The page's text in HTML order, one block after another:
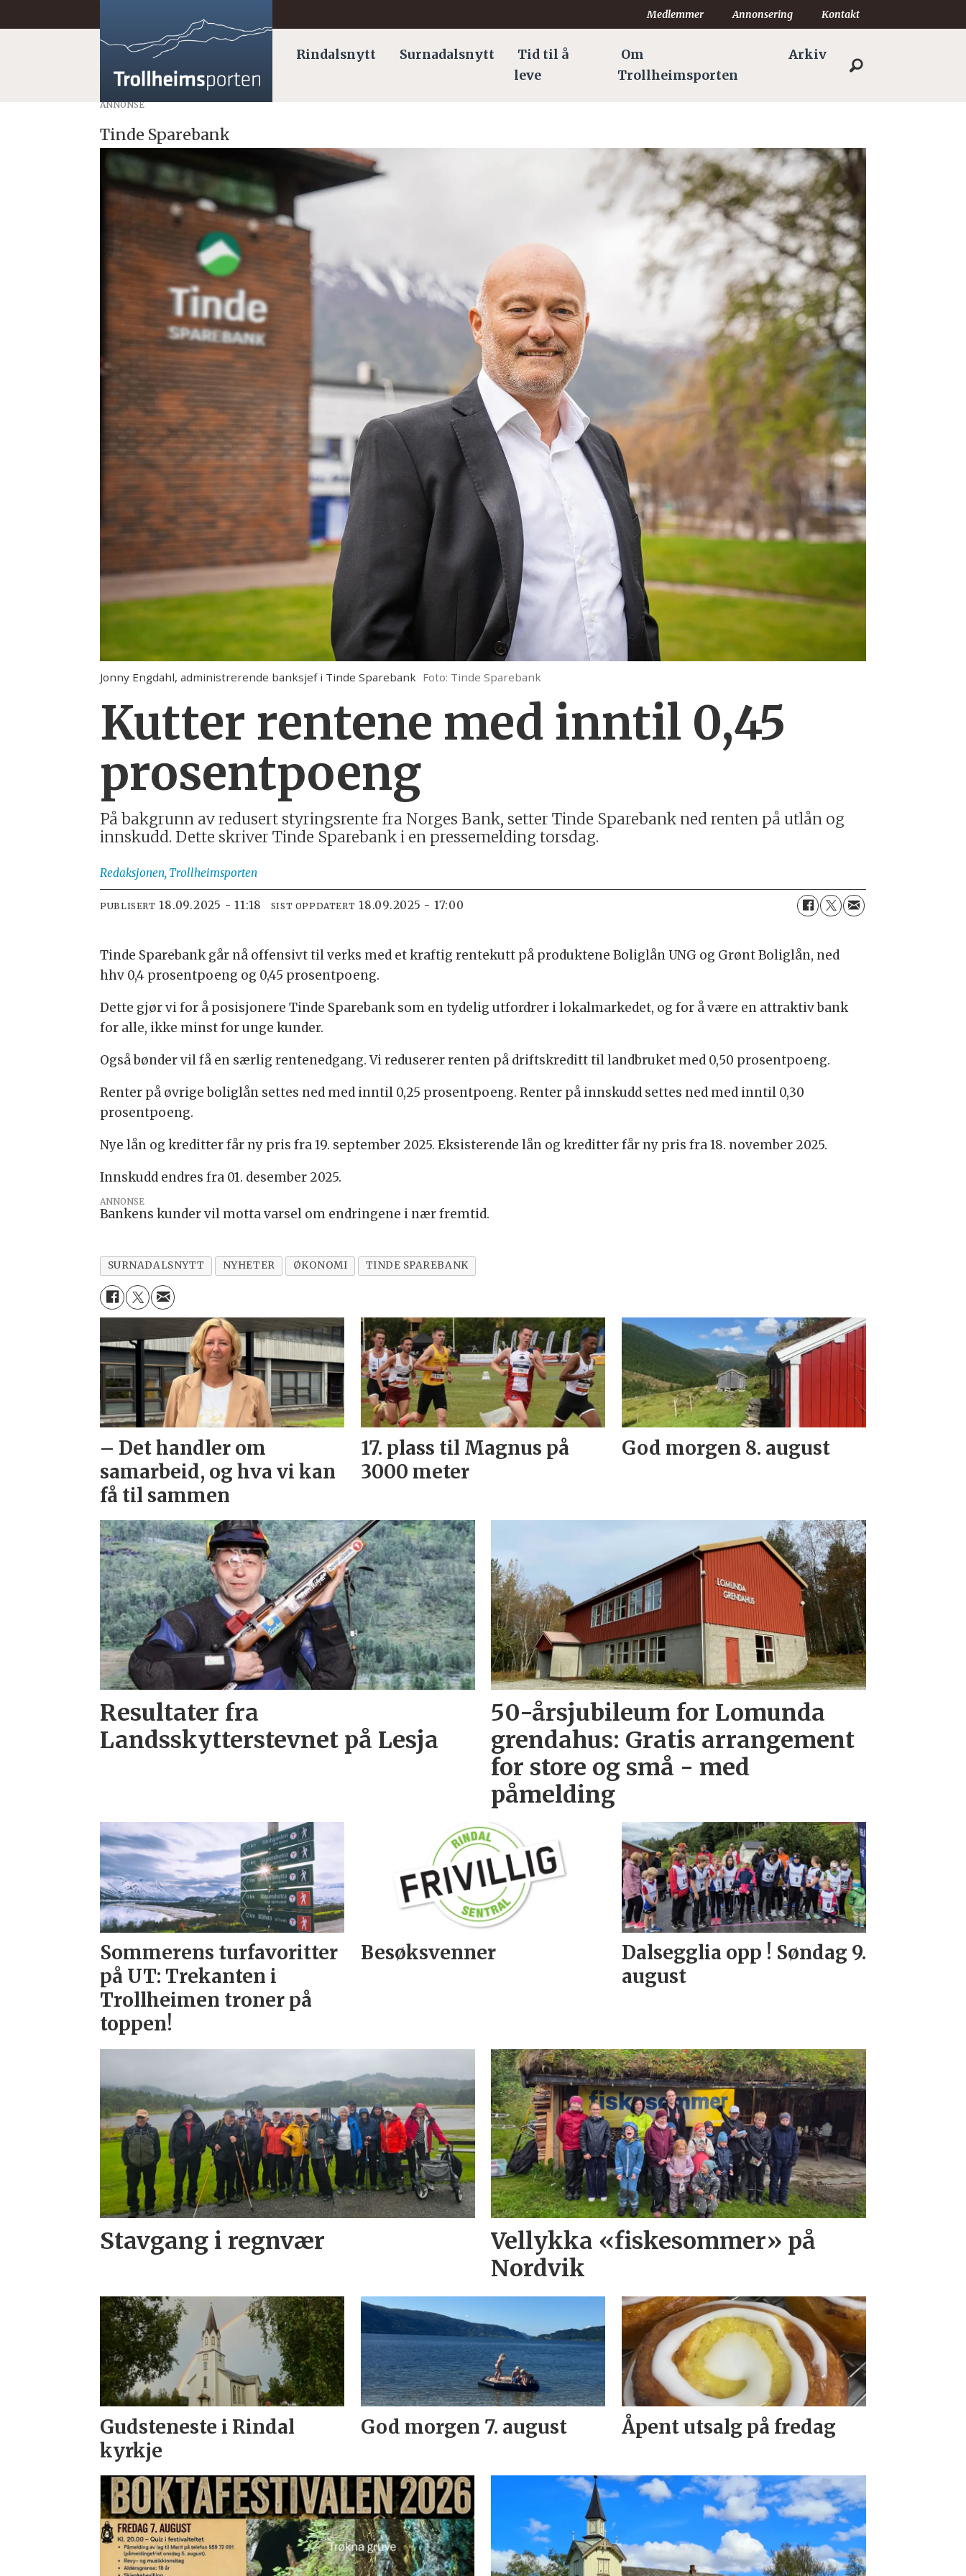
Medlemmer Annonsering Kontakt
Rindalsnytt Surnadalsnytt
Tid til å
leve
Om
Trollheimsporten
Arkiv
ANNONSE
Tinde Sparebank
Jonny Engdahl, administrerende banksjef i Tinde Sparebank Foto: Tinde Sparebank
Kutter rentene med inntil 0,45
prosentpoeng
På bakgrunn av redusert styringsrente fra Norges Bank, setter Tinde Sparebank ned renten på utlån og
innskudd. Dette skriver Tinde Sparebank i en pressemelding torsdag.
Redaksjonen, Trollheimsporten
PUBLISERT 18.09.2025 - 11:18 SIST OPPDATERT 18.09.2025 - 17:00
Tinde Sparebank går nå offensivt til verks med et kraftig rentekutt på produktene Boliglån UNG og Grønt Boliglån, ned
hhv 0,4 prosentpoeng og 0,45 prosentpoeng.
Dette gjør vi for å posisjonere Tinde Sparebank som en tydelig utfordrer i lokalmarkedet, og for å være en attraktiv bank
for alle, ikke minst for unge kunder.
Også bønder vil få en særlig rentenedgang. Vi reduserer renten på driftskreditt til landbruket med 0,50 prosentpoeng.
Renter på øvrige boliglån settes ned med inntil 0,25 prosentpoeng. Renter på innskudd settes ned med inntil 0,30
prosentpoeng.
Nye lån og kreditter får ny pris fra 19. september 2025. Eksisterende lån og kreditter får ny pris fra 18. november 2025.
Innskudd endres fra 01. desember 2025.
ANNONSE
Bankens kunder vil motta varsel om endringene i nær fremtid.
SURNADALSNYTT NYHETER ØKONOMI TINDE SPAREBANK
– Det handler om
samarbeid, og hva vi kan
få til sammen
17. plass til Magnus på
3000 meter
God morgen 8. august
Resultater fra
Landsskytterstevnet på Lesja
50-årsjubileum for Lomunda
grendahus: Gratis arrangement
for store og små - med
påmelding
Sommerens turfavoritter
på UT: Trekanten i
Trollheimen troner på
toppen!
Besøksvenner
Dalsegglia opp ! Søndag 9.
august
Stavgang i regnvær
Vellykka «fiskesommer» på
Nordvik
Gudsteneste i Rindal
kyrkje
God morgen 7. august Åpent utsalg på fredag